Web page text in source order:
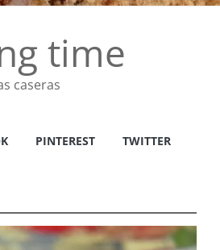
time
caseras
PINTEREST TWITTER